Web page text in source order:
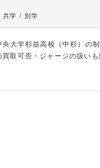
共学 / 別学
央大学杉並高校（中杉）の
買取可否・ジャージの扱い